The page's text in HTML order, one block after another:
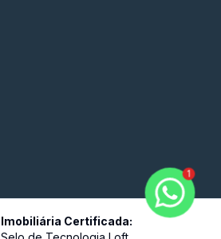
Imobiliária Certificada:
1